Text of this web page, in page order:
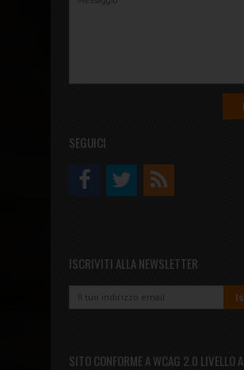
SEGUICI
ISCRIVITI ALLA NEWSLETTER
SITO CONFORME A WCAG 2.0 LIVELLO A